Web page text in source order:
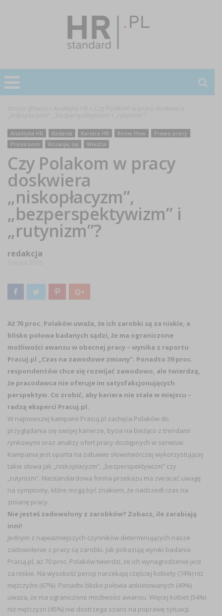
Analityka HR Badania Kariera HR Know How
Prawo pracy
Pressroom
Rozwijaj się Wiedza
Czy Polakom w pracy
doskwiera
„niskopłacyzm”,
„bezperspektywizm” i
„rutynizm”?
redakcja
Aż 70 proc. Polaków uważa, że ich zarobki są za niskie, a
blisko połowa badanych sądzi, że ma ograniczone
możliwości awansu w obecnej pracy – wynika z raportu
Pracuj.pl „Czas na zawodowe zmiany”. Ponadto 39 proc.
respondentów chce się rozwijać zawodowo, ale twierdzą,
że pracodawca nie oferuje im satysfakcjonujących
perspektyw. Co zrobić, aby kariera nie stała w miejscu –
radzą eksperci Pracuj.pl.
W najnowszej kampanii Pracuj.pl zachęca Polaków do
przyglądania się swojej karierze, bycia na bieżąco z trendami
rynkowymi oraz analizy ofert pracy dostępnych w serwisie.
Kampania jest oparta na zabawie słowotwórczej wykorzystującej
takie słowa jak „niskopłacyzm”, „bezperspektywizm” czy
„rutynizm”. Niestandardowa forma przekazu ma zwracać uwagę
na symptomy, które mogą być znakiem, że nadszedł czas na
zmianę pracy.
Nie jesteś zadowolony z zarobków? Zobacz, ile zarabiają
inni!
Jednym z najważniejszych czynników determinujących nasze
zadowolenie z pracy są zarobki. Jak pokazują wyniki badania
Pracuj.pl, aż 70 proc. Polaków twierdzi, że ich wynagrodzenie jest
za niskie. Na wysokość pensji narzekają częściej kobiety (74%) niż
mężczyźni (67%). Ponadto blisko połowa ankietowanych (49%)
uważa, że ma ograniczone możliwości awansu. Więcej kobiet (54%)
niż mężczyzn (45%) nie dostrzega szans na poprawę sytuacji.